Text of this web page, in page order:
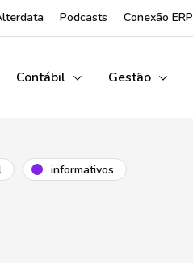
Podcasts Conexão ERP
Contábil Gestão
informativos